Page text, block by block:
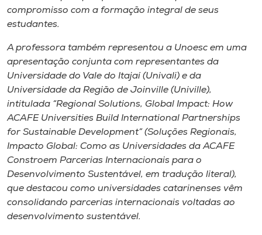
compromisso com a formação integral de seus
estudantes.
A professora também representou a Unoesc em uma
apresentação conjunta com representantes da
Universidade do Vale do Itajaí (Univali) e da
Universidade da Região de Joinville (Univille),
intitulada “Regional Solutions, Global Impact: How
ACAFE Universities Build International Partnerships
for Sustainable Development” (Soluções Regionais,
Impacto Global: Como as Universidades da ACAFE
Constroem Parcerias Internacionais para o
Desenvolvimento Sustentável, em tradução literal),
que destacou como universidades catarinenses vêm
consolidando parcerias internacionais voltadas ao
desenvolvimento sustentável.